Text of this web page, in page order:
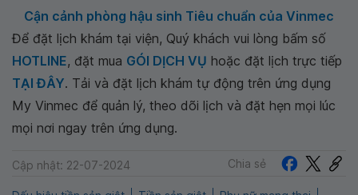
Cận cảnh phòng hậu sinh Tiêu chuẩn của Vinmec
Để đặt lịch khám tại viện, Quý khách vui lòng bấm số
HOTLINE, đặt mua GÓI DỊCH VỤ hoặc đặt lịch trực tiếp
TẠI ĐÂY. Tải và đặt lịch khám tự động trên ứng dụng
My Vinmec để quản lý, theo dõi lịch và đặt hẹn mọi lúc
mọi nơi ngay trên ứng dụng.
Cập nhật: 22-07-2024 Chia sẻ